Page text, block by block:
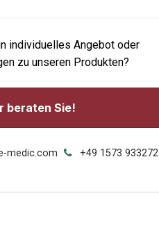
individuelles Angebot oder
zu unseren Produkten?
beraten Sie!
medic.com +49 1573 933272